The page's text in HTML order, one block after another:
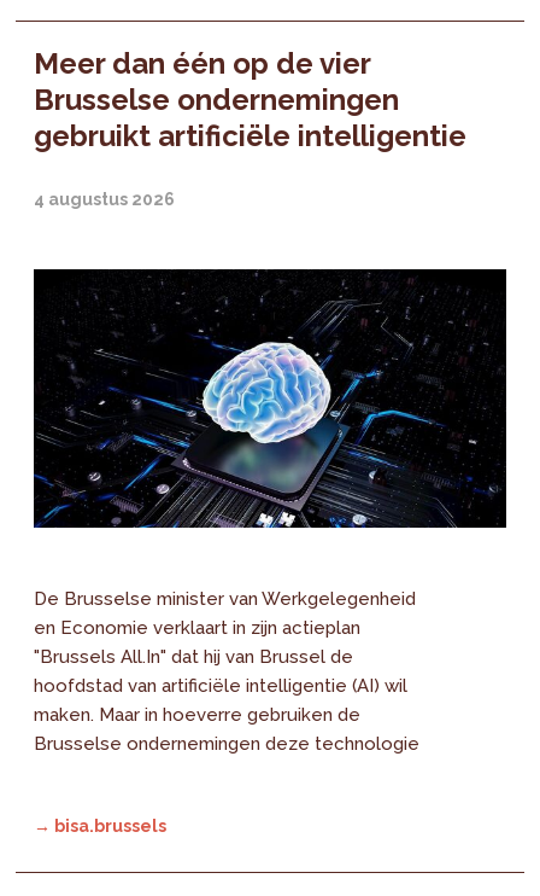
Meer dan één op de vier
Brusselse ondernemingen
gebruikt artificiële intelligentie
4 augustus 2026
De Brusselse minister van Werkgelegenheid
en Economie verklaart in zijn actieplan
"Brussels All.In" dat hij van Brussel de
hoofdstad van artificiële intelligentie (AI) wil
maken. Maar in hoeverre gebruiken de
Brusselse ondernemingen deze technologie
→ bisa.brussels